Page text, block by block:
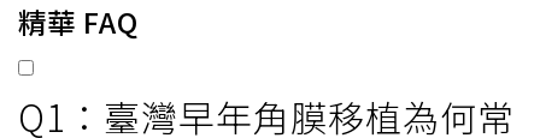
精華 FAQ
Q1：臺灣早年角膜移植為何常